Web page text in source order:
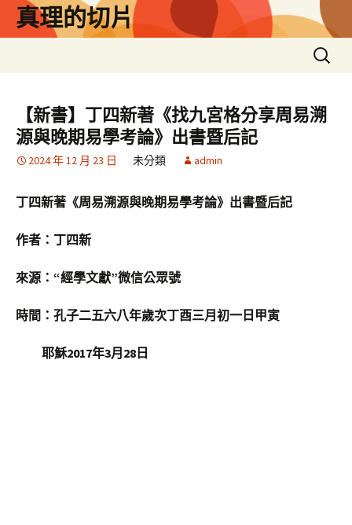
真理的切片
搜
尋
鍵
字:
【新書】丁四新著《找九宮格分享周易溯
源與晚期易學考論》出書暨后記
2024 年 12 月 23 日 未分類 admin
丁四新著《周易溯源與晚期易學考論》出書暨后記
作者：丁四新
來源：“經學文獻”微信公眾號
時間：孔子二五六八年歲次丁酉三月初一日甲寅
耶穌2017年3月28日